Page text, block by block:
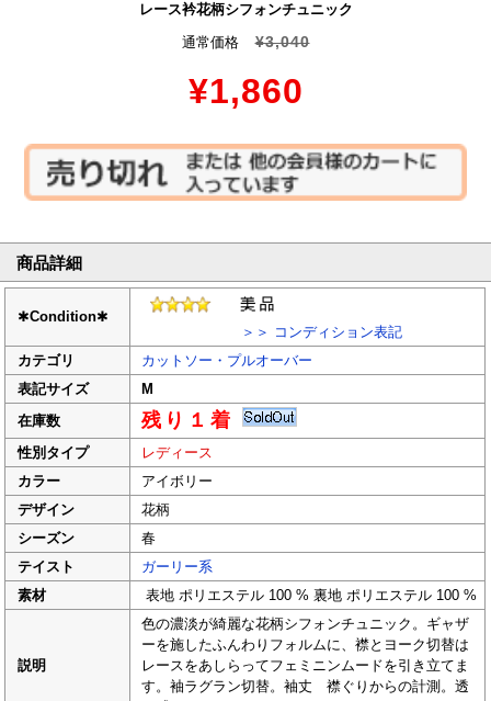
レース衿花柄シフォンチュニック
通常価格
¥3,040
¥1,860
商品詳細
✱Condition✱
＞＞ コンディション表記
カテゴリ
カットソー・プルオーバー
表記サイズ
M
在庫数
残り１着
性別タイプ
レディース
カラー
アイボリー
デザイン
花柄
シーズン
春
テイスト
ガーリー系
素材
表地 ポリエステル 100 % 裏地 ポリエステル 100 %
説明
色の濃淡が綺麗な花柄シフォンチュニック。ギャザ
ーを施したふんわりフォルムに、襟とヨーク切替は
レースをあしらってフェミニンムードを引き立てま
す。袖ラグラン切替。袖丈 襟ぐりからの計測。透